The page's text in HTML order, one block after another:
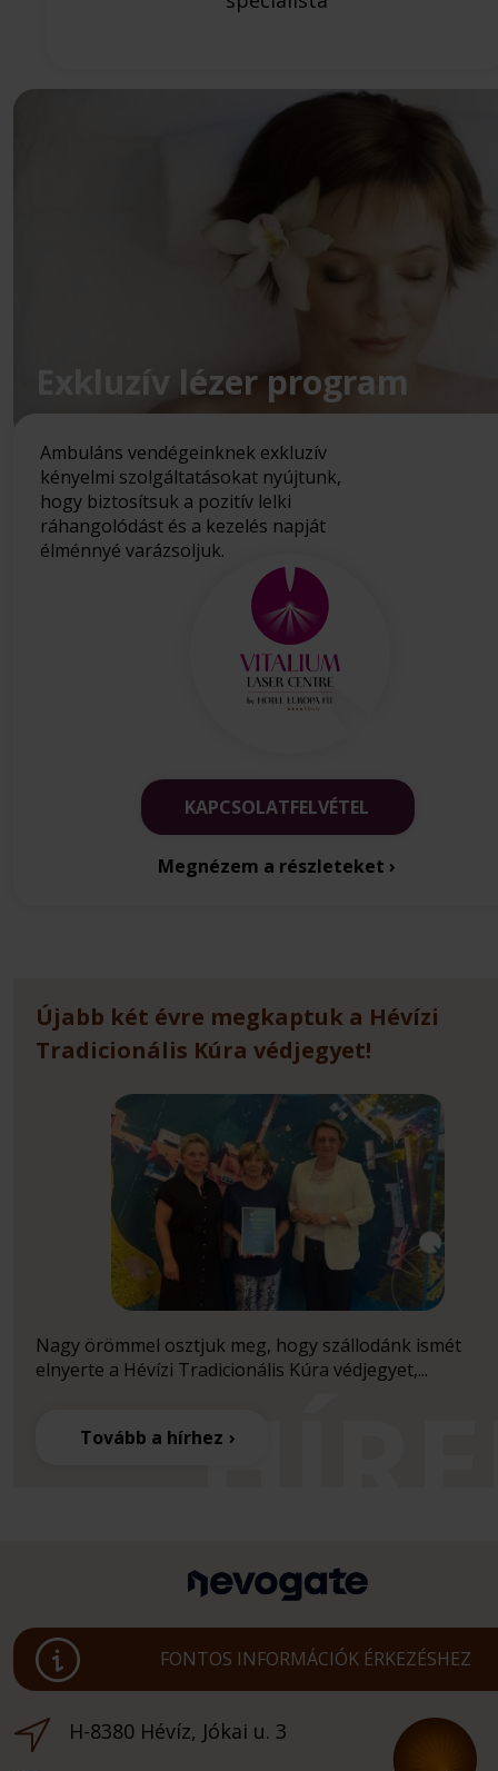
Exkluzív lézer program
Ambuláns vendégeinknek exkluzív
kényelmi szolgáltatásokat nyújtunk,
hogy biztosítsuk a pozitív lelki
ráhangolódást és a kezelés napját
élménnyé varázsoljuk.
KAPCSOLATFELVÉTEL
Megnézem a részleteket ›
Újabb két évre megkaptuk a Hévízi
Tradicionális Kúra védjegyet!
Nagy örömmel osztjuk meg, hogy szállodánk ismét
elnyerte a Hévízi Tradicionális Kúra védjegyet,...
Tovább a hírhez
FONTOS INFORMÁCIÓK ÉRKEZÉSHEZ
H-8380 Hévíz, Jókai u. 3